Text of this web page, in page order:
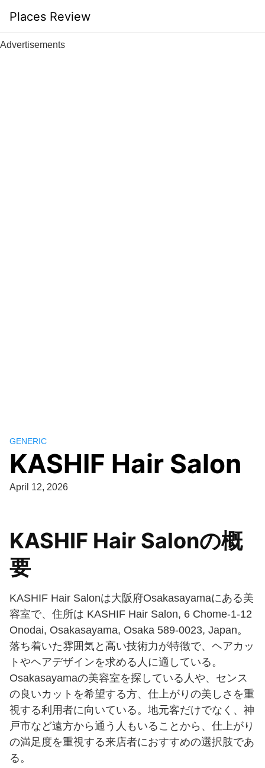
content
Places Review
Advertisements
GENERIC
KASHIF Hair Salon
April 12, 2026
KASHIF Hair Salonの概
要
KASHIF Hair Salonは大阪府Osakasayamaにある美
容室で、住所は KASHIF Hair Salon, 6 Chome-1-12
Onodai, Osakasayama, Osaka 589-0023, Japan。
落ち着いた雰囲気と高い技術力が特徴で、ヘアカッ
トやヘアデザインを求める人に適している。
Osakasayamaの美容室を探している人や、センス
の良いカットを希望する方、仕上がりの美しさを重
視する利用者に向いている。地元客だけでなく、神
戸市など遠方から通う人もいることから、仕上がり
の満足度を重視する来店者におすすめの選択肢であ
る。